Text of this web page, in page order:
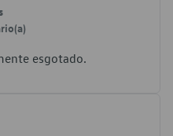
esgotado.